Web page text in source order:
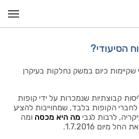
הסיעודי?
שקיימות כיום במשק נחלקות בעיקרן
קבוצתיות שנמכרות על ידי קופות
לחברי הקופות בלבד, שמחוייבות להציע
לרבות לגבי מה היא מכסה ומה
מיום 1.7.2016.